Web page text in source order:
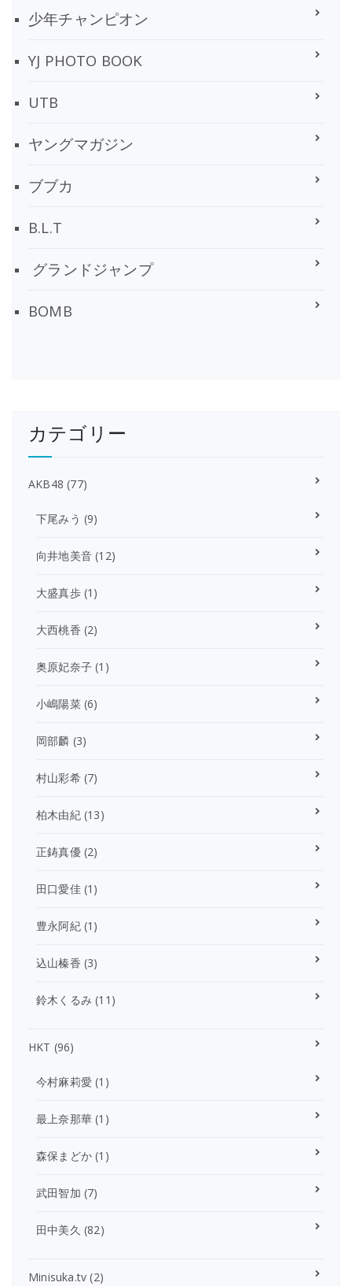
少年チャンピオン
YJ PHOTO BOOK
UTB
ヤングマガジン
ブブカ
B.L.T
グランドジャンプ
BOMB
カテゴリー
AKB48 (77)
下尾みう (9)
向井地美音 (12)
大盛真歩(1)
大西桃香 (2)
奥原妃奈子 (1)
小嶋陽菜(6)
岡部麟 (3)
村山彩希(7)
柏木由紀(13)
正鋳真優(2)
田口愛佳(1)
豊永阿紀(1)
込山榛香 (3)
鈴木くるみ (11)
HKT (96)
今村麻莉愛 (1)
最上奈那華 (1)
森保まどか (1)
武田智加 (7)
田中美久 (82)
Minisuka.tv (2)